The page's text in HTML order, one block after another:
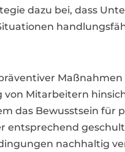
dazu bei, dass
Maßnahmen
von Mitarbeitern
das Bewusstsein für
entsprechend
nachhaltig